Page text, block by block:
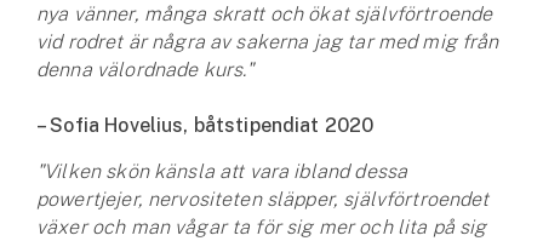
nya vänner, många skratt och ökat självförtroende
vid rodret är några av sakerna jag tar med mig från
denna välordnade kurs."
– Sofia Hovelius, båtstipendiat 2020
"Vilken skön känsla att vara ibland dessa
powertjejer, nervositeten släpper, självförtroendet
växer och man vågar ta för sig mer och lita på sig